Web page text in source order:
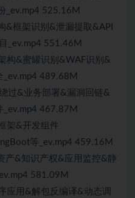
_ev.mp4 525.16M
&框架识别&泄漏提取&API
_ev.mp4 551.46M
构&蜜罐识别&WAF识别&
489.68M
过&业务部署&漏洞回链&
467.87M
架&开发组件
等_ev.mp4 459.16M
产&知识产权&应用监控&静
581.09M
应用&解包反编译&动态调